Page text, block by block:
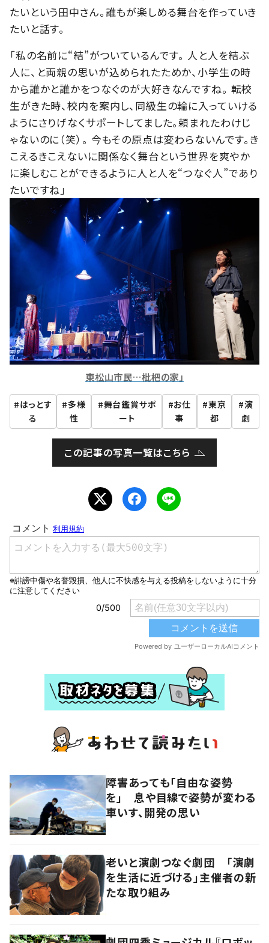
たいという田中さん。誰もが楽しめる舞台を作っていき
たいと話す。
「私の名前に“結”がついているんです。 人と人を結ぶ
人に、と両親の思いが込められたためか、小学生の時
から誰かと誰かをつなぐのが大好きなんですね。 転校
生がきた時、校内を案内し、同級生の輪に入っていける
ようにさりげなくサポートしてました。頼まれたわけじ
ゃないのに（笑）。 今もその原点は変わらないんです。き
こえるきこえないに関係なく舞台という世界を爽やか
に楽しむことができるように人と人を“つなぐ人”であり
たいですね」
東松山市民…枇杷の家」
はっとす
る
多様
性
舞台鑑賞サポ
ート
お仕
事
東京
都
演
劇
この記事の写真一覧はこちら
障害あっても「自由な姿勢
を」 息や目線で姿勢が変わる
車いす、開発の思い
老いと演劇つなぐ劇団 「演劇
を生活に近づける」主催者の新
たな取り組み